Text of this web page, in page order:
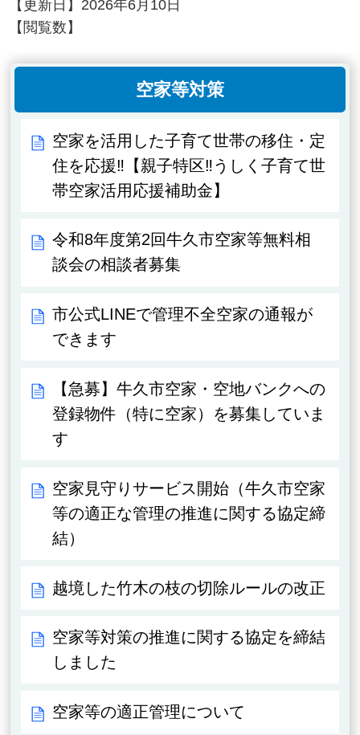
【更新日】 2026年6月10日
【閲覧数】
空家等対策
空家を活用した子育て世帯の移住・定
住を応援‼【親子特区‼うしく子育て世
帯空家活用応援補助金】
令和8年度第2回牛久市空家等無料相
談会の相談者募集
市公式LINEで管理不全空家の通報が
できます
【急募】牛久市空家・空地バンクへの
登録物件（特に空家）を募集していま
す
空家見守りサービス開始（牛久市空家
等の適正な管理の推進に関する協定締
結）
越境した竹木の枝の切除ルールの改正
空家等対策の推進に関する協定を締結
しました
空家等の適正管理について